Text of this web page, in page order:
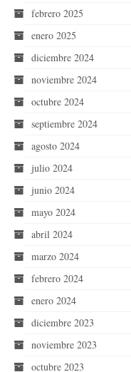
febrero 2025
enero 2025
diciembre 2024
noviembre 2024
octubre 2024
septiembre 2024
agosto 2024
julio 2024
junio 2024
mayo 2024
abril 2024
marzo 2024
febrero 2024
enero 2024
diciembre 2023
noviembre 2023
octubre 2023